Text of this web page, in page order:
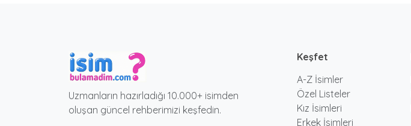
Uzmanların hazırladığı 10.000+ isimden
oluşan güncel rehberimizi keşfedin.
Keşfet
A-Z İsimler
Özel Listeler
Kız İsimleri
Erkek İsimleri